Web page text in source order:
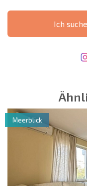
Ich
Meerblick